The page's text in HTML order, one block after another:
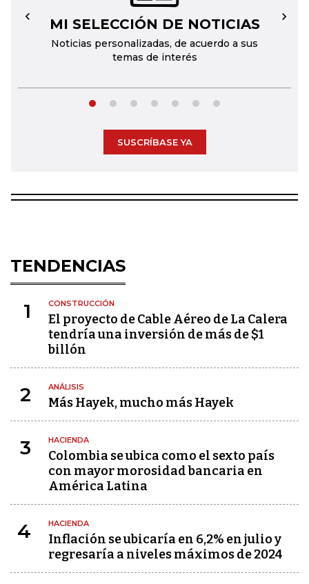
MI SELECCIÓN DE NOTICIAS
Noticias personalizadas, de acuerdo a sus
temas de interés
← →
SUSCRÍBASE YA
TENDENCIAS
1 CONSTRUCCIÓN
El proyecto de Cable Aéreo de La Calera
tendría una inversión de más de $1
billón
2 ANÁLISIS
Más Hayek, mucho más Hayek
3 HACIENDA
Colombia se ubica como el sexto país
con mayor morosidad bancaria en
América Latina
4 HACIENDA
Inflación se ubicaría en 6,2% en julio y
regresaría a niveles máximos de 2024